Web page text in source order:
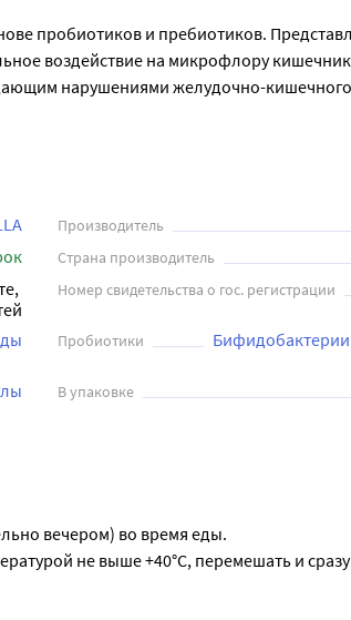
пробиотиков и пребиотиков.
воздействие на микрофлору
нарушениями желудочно-
и ускорении восстановления
Производитель
Страна производитель
Номер свидетельства о гос. регистрации
Пробиотики
В упаковке
вечером) во время еды.
не выше +40°С, перемешать и